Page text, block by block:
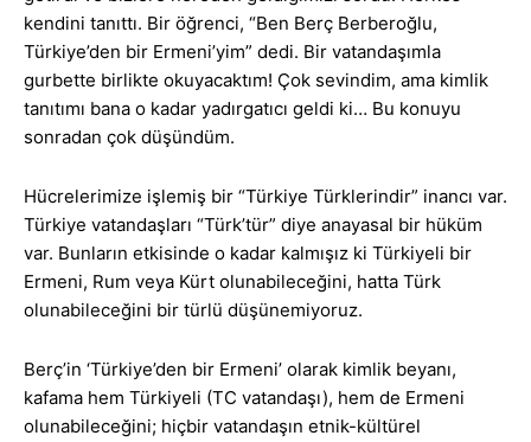
kendini tanıttı. Bir öğrenci, “Ben Berç Berberoğlu,
Türkiye’den bir Ermeni’yim” dedi. Bir vatandaşımla
gurbette birlikte okuyacaktım! Çok sevindim, ama kimlik
tanıtımı bana o kadar yadırgatıcı geldi ki… Bu konuyu
sonradan çok düşündüm.
Hücrelerimize işlemiş bir “Türkiye Türklerindir” inancı var.
Türkiye vatandaşları “Türk’tür” diye anayasal bir hüküm
var. Bunların etkisinde o kadar kalmışız ki Türkiyeli bir
Ermeni, Rum veya Kürt olunabileceğini, hatta Türk
olunabileceğini bir türlü düşünemiyoruz.
Berç’in ‘Türkiye’den bir Ermeni’ olarak kimlik beyanı,
kafama hem Türkiyeli (TC vatandaşı), hem de Ermeni
olunabileceğini; hiçbir vatandaşın etnik-kültürel